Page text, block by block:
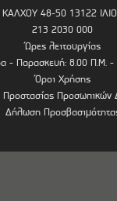
ΚΑΛΧΟΥ 48-50 13122
213 2030 000
Ώρες λειτουργίας
- Παρασκευή: 8.00 Π.Μ.
Όροι Χρήσης
Προστασίας Προσωπικών
Δήλωση